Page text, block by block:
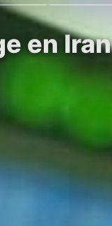
en